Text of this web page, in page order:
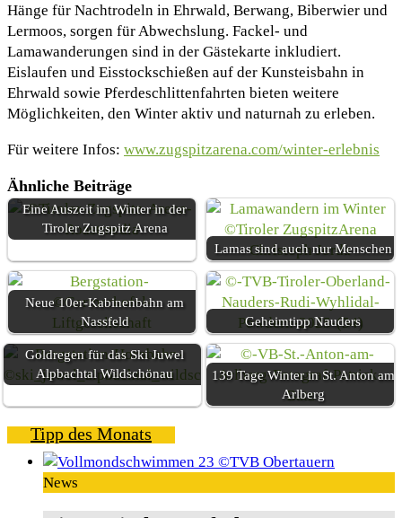
Hänge für Nachtrodeln in Ehrwald, Berwang, Biberwier und
Lermoos, sorgen für Abwechslung. Fackel- und
Lamawanderungen sind in der Gästekarte inkludiert.
Eislaufen und Eisstockschießen auf der Kunsteisbahn in
Ehrwald sowie Pferdeschlittenfahrten bieten weitere
Möglichkeiten, den Winter aktiv und naturnah zu erleben.
Für weitere Infos: www.zugspitzarena.com/winter-erlebnis
Ähnliche Beiträge
Eine Auszeit im Winter in der
Tiroler Zugspitz Arena
Lamas sind auch nur Menschen
Neue 10er-Kabinenbahn am
Nassfeld
Geheimtipp Nauders
Goldregen für das Ski Juwel
Alpbachtal Wildschönau
139 Tage Winter in St. Anton am
Arlberg
Tipp des Monats
News